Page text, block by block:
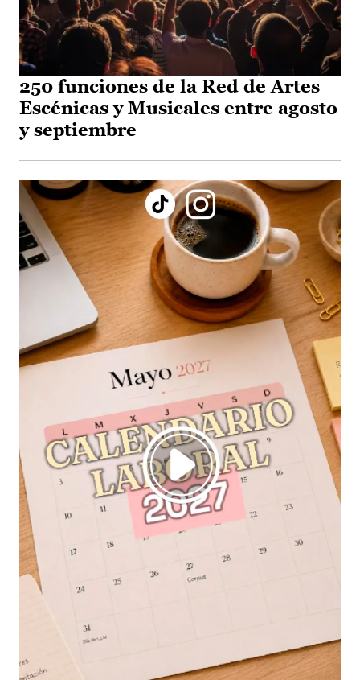
250 funciones de la Red de Artes
Escénicas y Musicales entre agosto
y septiembre